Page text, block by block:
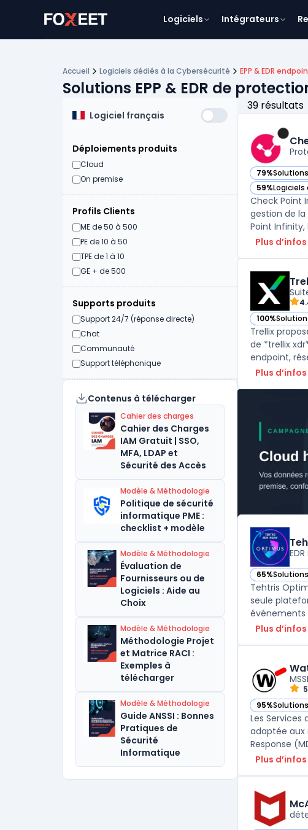
Logiciels Intégrateurs
Accueil Logiciels dédiés à la Cybersécurité EPP & EDR
Solutions EPP & EDR de
Logiciel français
Déploiements produits
Cloud
On premise
Profils Clients
ME de 50 à 500
PE de 10 à 50
TPE de 1 à 10
GE + de 500
Supports produits
Support 24/7 (réponse directe)
Chat
Communauté
Support téléphonique
Contenus à télécharger
Cahier des charges
Cahier des Charges
IAM Gratuit | SSO,
MFA, LDAP et
Sécurité des Accès
Modèle & Méthodologie
Politique de sécurité
informatique PME :
checklist + modèle
Modèle & Méthodologie
Évaluation de
Fournisseurs ou de
Logiciels : Aide au
Choix
Modèle & Méthodologie
Méthodologie Projet
et Matrice RACI :
Exemples à
télécharger
Modèle & Méthodologie
Guide ANSSI : Bonnes
Pratiques de
Sécurité
Informatique
39 résultats
79%
— voir Check
59%
— voir Check
Check Point
gestion de
Point
Plus d’infos
100%
— voir Trellix
Trellix
de *trellix
endpoint,
Plus d’infos
65%
— voir
Tehtris
seule
événements
Plus d’infos
5
95%
— voir
Les
adaptée aux
Plus d’infos